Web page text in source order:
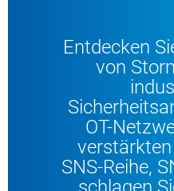
Entdecken
von
OT-
SNS-Reihe,